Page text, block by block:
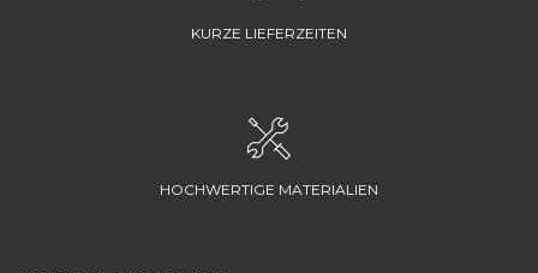
KURZE LIEFERZEITEN
HOCHWERTIGE MATERIALIEN